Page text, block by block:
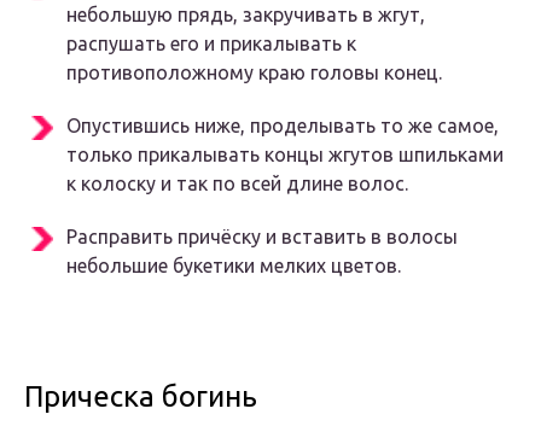
небольшую прядь, закручивать в жгут,
распушать его и прикалывать к
противоположному краю головы конец.
Опустившись ниже, проделывать то же самое,
только прикалывать концы жгутов шпильками
к колоску и так по всей длине волос.
Расправить причёску и вставить в волосы
небольшие букетики мелких цветов.
Прическа богинь